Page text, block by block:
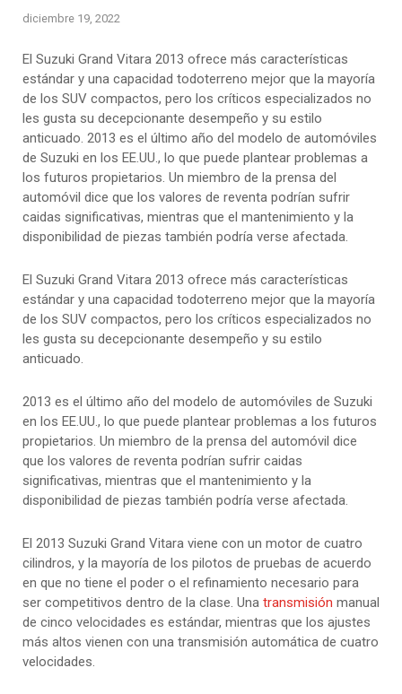
diciembre 19, 2022
El Suzuki Grand Vitara 2013 ofrece más características
estándar y una capacidad todoterreno mejor que la mayoría
de los SUV compactos, pero los críticos especializados no
les gusta su decepcionante desempeño y su estilo
anticuado. 2013 es el último año del modelo de automóviles
de Suzuki en los EE.UU., lo que puede plantear problemas a
los futuros propietarios. Un miembro de la prensa del
automóvil dice que los valores de reventa podrían sufrir
caidas significativas, mientras que el mantenimiento y la
disponibilidad de piezas también podría verse afectada.
El Suzuki Grand Vitara 2013 ofrece más características
estándar y una capacidad todoterreno mejor que la mayoría
de los SUV compactos, pero los críticos especializados no
les gusta su decepcionante desempeño y su estilo
anticuado.
2013 es el último año del modelo de automóviles de Suzuki
en los EE.UU., lo que puede plantear problemas a los futuros
propietarios. Un miembro de la prensa del automóvil dice
que los valores de reventa podrían sufrir caidas
significativas, mientras que el mantenimiento y la
disponibilidad de piezas también podría verse afectada.
El 2013 Suzuki Grand Vitara viene con un motor de cuatro
cilindros, y la mayoría de los pilotos de pruebas de acuerdo
en que no tiene el poder o el refinamiento necesario para
ser competitivos dentro de la clase. Una transmisión manual
de cinco velocidades es estándar, mientras que los ajustes
más altos vienen con una transmisión automática de cuatro
velocidades.